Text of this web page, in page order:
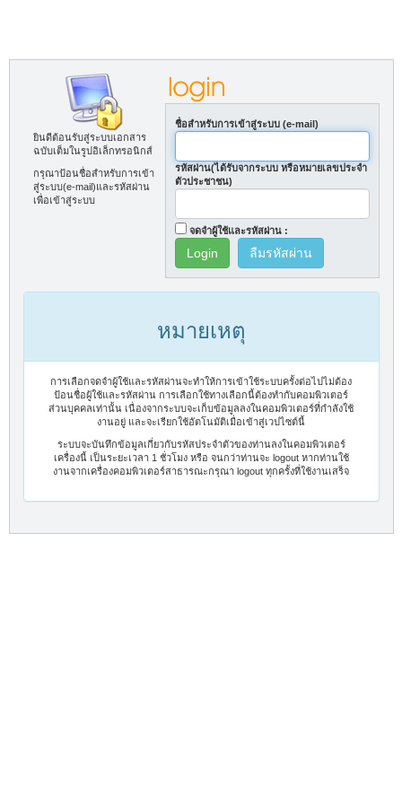
ชื่อสำหรับการเข้าสู่ระบบ (e-mail)
รหัสผ่าน(ได้รับจากระบบ หรือหมายเลขประจำ
ตัวประชาชน)
จดจำผู้ใช้และรหัสผ่าน :
ลืมรหัสผ่าน
ยินดีต้อนรับสู่ระบบเอกสาร
ฉบับเต็มในรูปอิเล็กทรอนิกส์
กรุณาป้อนชื่อสำหรับการเข้า
สู่ระบบ(e-mail)และรหัสผ่าน
เพื่อเข้าสู่ระบบ
หมายเหตุ
การเลือกจดจำผู้ใช้และรหัสผ่านจะทำให้การเข้าใช้ระบบครั้งต่อไปไม่ต้อง
ป้อนชื่อผู้ใช้และรหัสผ่าน การเลือกใช้ทางเลือกนี้ต้องทำกับคอมพิวเตอร์
ส่วนบุคคลเท่านั้น เนื่องจากระบบจะเก็บข้อมูลลงในคอมพิวเตอร์ที่กำลังใช้
งานอยู่ และจะเรียกใช้อัตโนมัติเมื่อเข้าสู่เวปไซต์นี้
ระบบจะบันทึกข้อมูลเกี่ยวกับรหัสประจำตัวของท่านลงในคอมพิวเตอร์
เครื่องนี้ เป็นระยะเวลา 1 ชั่วโมง หรือ จนกว่าท่านจะ logout หากท่านใช้
งานจากเครื่องคอมพิวเตอร์สาธารณะกรุณา logout ทุกครั้งที่ใช้งานเสร็จ